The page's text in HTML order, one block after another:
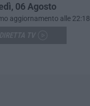
06 Agosto
aggiornamento alle 22:18